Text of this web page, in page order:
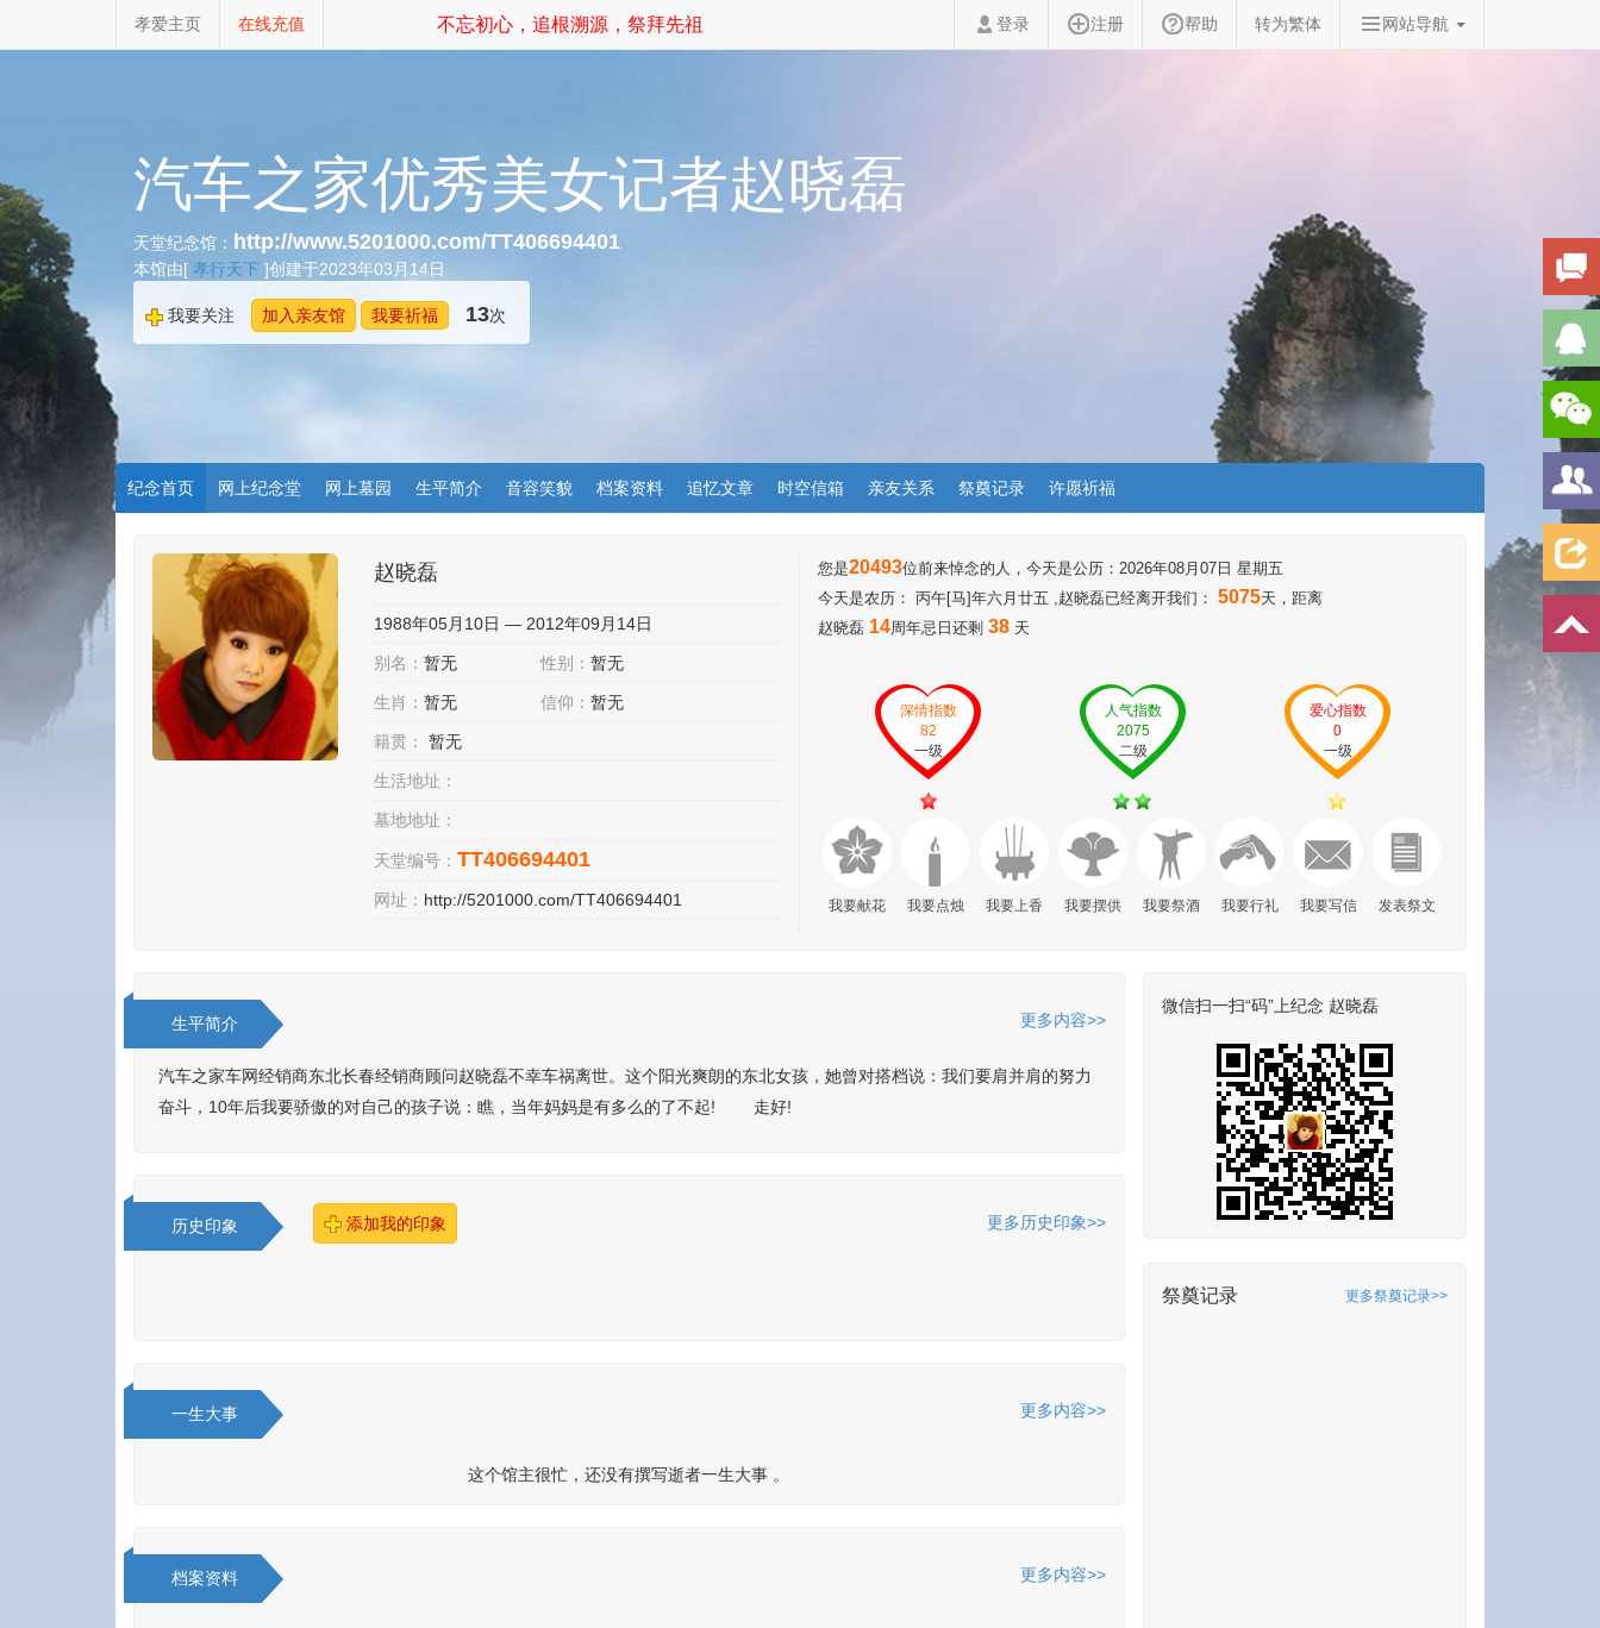
孝爱主页 在线充值 不忘初心，追根溯源，祭拜先祖，家道斐然！ 登录 注册 帮助 转为繁体 网站导航
汽车之家优秀美女记者赵晓磊
天堂纪念馆： http://www.5201000.com/TT406694401
本馆由[ 孝行天下 ]创建于2023年03月14日
我要关注 加入亲友馆 我要祈福 13次
纪念首页 网上纪念堂 网上墓园 生平简介 音容笑貌 档案资料 追忆文章 时空信箱 亲友关系 祭奠记录 许愿祈福
赵晓磊
1988年05月10日 — 2012年09月14日
别名： 暂无 性别： 暂无
生肖： 暂无 信仰： 暂无
籍贯： 暂无
生活地址：
墓地地址：
天堂编号： TT406694401
网址： http://5201000.com/TT406694401
您是20493位前来悼念的人，今天是公历：2026年08月07日 星期五
今天是农历： 丙午[马]年六月廿五 ,赵晓磊已经离开我们： 5075天，距离
赵晓磊 14周年忌日还剩 38 天
深情指数
82
一级
人气指数
2075
二级
爱心指数
0
一级
我要献花 我要点烛 我要上香 我要摆供 我要祭酒 我要行礼 我要写信 发表祭文
生平简介 更多内容>>
汽车之家车网经销商东北长春经销商顾问赵晓磊不幸车祸离世。这个阳光爽朗的东北女孩，她曾对搭档说：我们要肩并肩的努力
奋斗，10年后我要骄傲的对自己的孩子说：瞧，当年妈妈是有多么的了不起! 走好!
历史印象 添加我的印象 更多历史印象>>
一生大事 更多内容>>
这个馆主很忙，还没有撰写逝者一生大事 。
档案资料 更多内容>>
微信扫一扫“码”上纪念 赵晓磊
祭奠记录 更多祭奠记录>>